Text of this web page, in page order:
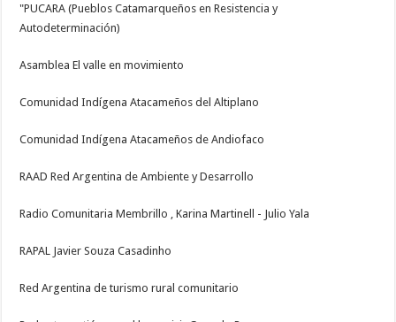
"PUCARA (Pueblos Catamarqueños en Resistencia y
Autodeterminación)
Asamblea El valle en movimiento
Comunidad Indígena Atacameños del Altiplano
Comunidad Indígena Atacameños de Andiofaco
RAAD Red Argentina de Ambiente y Desarrollo
Radio Comunitaria Membrillo , Karina Martinell - Julio Yala
RAPAL Javier Souza Casadinho
Red Argentina de turismo rural comunitario